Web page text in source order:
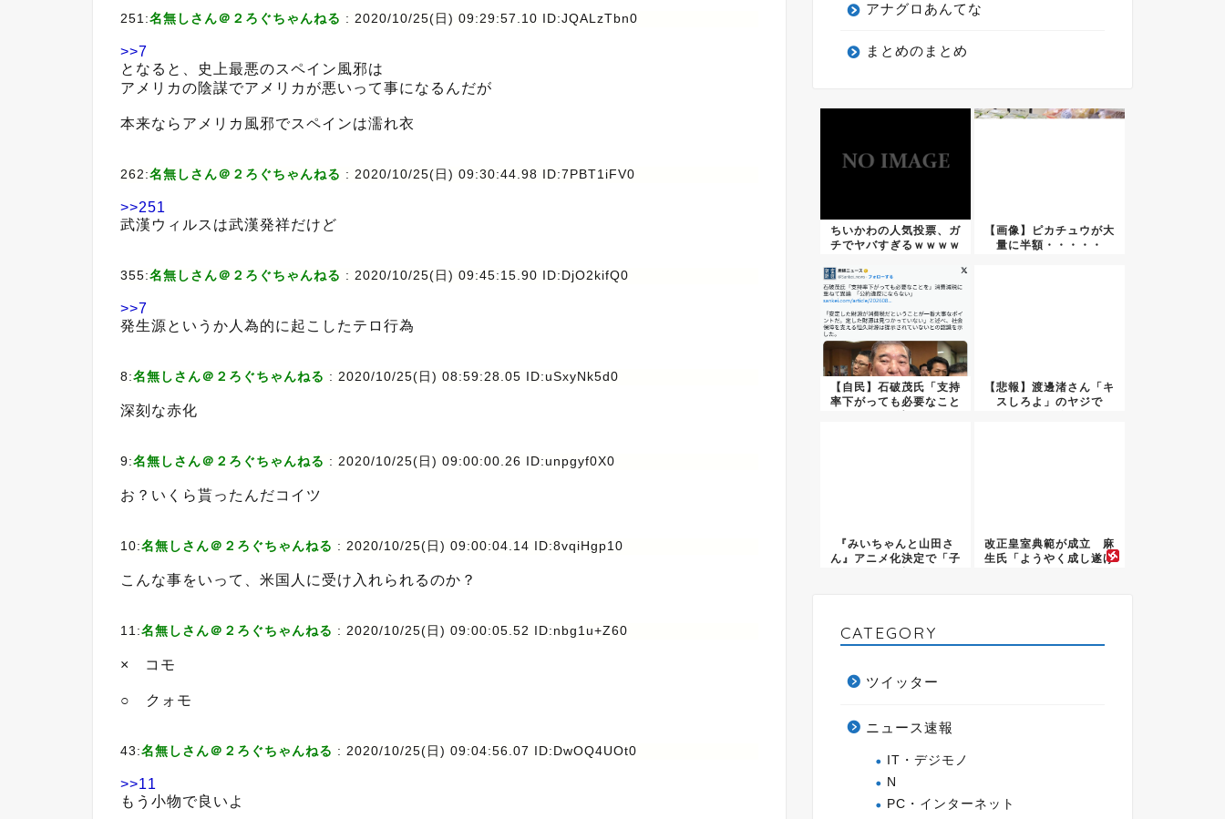
251:名無しさん＠２ろぐちゃんねる : 2020/10/25(日) 09:29:57.10 ID:JQALzTbn0
>>7
となると、史上最悪のスペイン風邪は
アメリカの陰謀でアメリカが悪いって事になるんだが
本来ならアメリカ風邪でスペインは濡れ衣
262:名無しさん＠２ろぐちゃんねる : 2020/10/25(日) 09:30:44.98 ID:7PBT1iFV0
>>251
武漢ウィルスは武漢発祥だけど
355:名無しさん＠２ろぐちゃんねる : 2020/10/25(日) 09:45:15.90 ID:DjO2kifQ0
>>7
発生源というか人為的に起こしたテロ行為
8:名無しさん＠２ろぐちゃんねる : 2020/10/25(日) 08:59:28.05 ID:uSxyNk5d0
深刻な赤化
9:名無しさん＠２ろぐちゃんねる : 2020/10/25(日) 09:00:00.26 ID:unpgyf0X0
お？いくら貰ったんだコイツ
10:名無しさん＠２ろぐちゃんねる : 2020/10/25(日) 09:00:04.14 ID:8vqiHgp10
こんな事をいって、米国人に受け入れられるのか？
11:名無しさん＠２ろぐちゃんねる : 2020/10/25(日) 09:00:05.52 ID:nbg1u+Z60
× コモ
○ クォモ
43:名無しさん＠２ろぐちゃんねる : 2020/10/25(日) 09:04:56.07 ID:DwOQ4UOt0
>>11
もう小物で良いよ
アナグロあんてな
まとめのまとめ
ちいかわの人気投票、ガ
チでヤバすぎるｗｗｗｗ
【画像】ピカチュウが大
量に半額・・・・・
【自民】石破茂氏「支持
率下がっても必要なこと
【悲報】渡邊渚さん「キ
スしろよ」のヤジで
『みいちゃんと山田さ
ん』アニメ化決定で「子
改正皇室典範が成立 麻
生氏「ようやく成し遂げ
CATEGORY
ツイッター
ニュース速報
IT・デジモノ
N
PC・インターネット